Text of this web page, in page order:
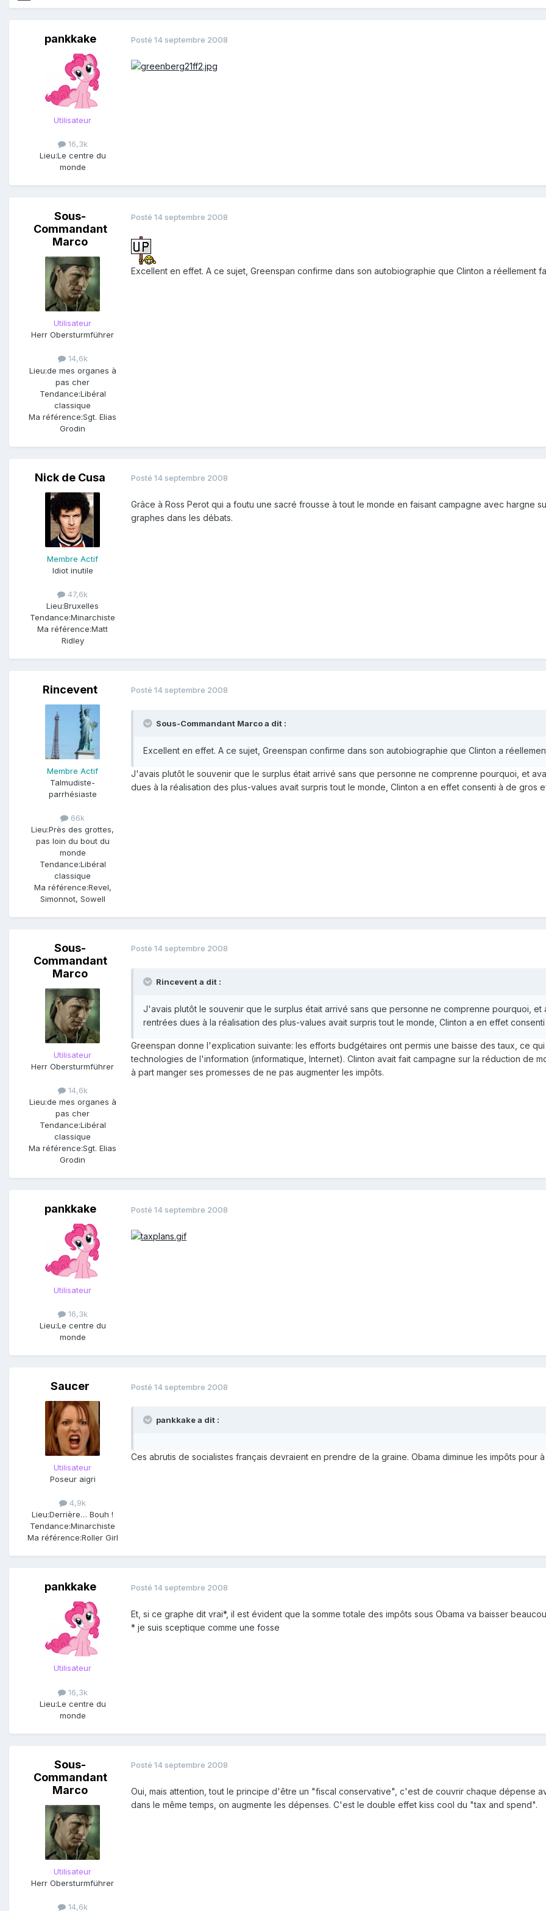
pankkake
Utilisateur
16,3k
Lieu:Le centre du
monde
Posté 14 septembre 2008
Sous-
Commandant
Marco
Utilisateur
Herr Obersturmführer
14,6k
Lieu:de mes organes à
pas cher
Tendance:Libéral
classique
Ma référence:Sgt. Elias
Grodin
Posté 14 septembre 2008
Excellent en effet. A ce sujet, Greenspan confirme dans son autobiographie que Clinton a
Nick de Cusa
Membre Actif
Idiot inutile
47,6k
Lieu:Bruxelles
Tendance:Minarchiste
Ma référence:Matt
Ridley
Posté 14 septembre 2008
Grâce à Ross Perot qui a foutu une sacré frousse à tout le monde en faisant campagne avec hargne
graphes dans les débats.
Rincevent
Membre Actif
Talmudiste-
parrhésiaste
66k
Lieu:Près des grottes,
pas loin du bout du
monde
Tendance:Libéral
classique
Ma référence:Revel,
Simonnot, Sowell
Posté 14 septembre 2008
Sous-Commandant Marco a dit :
Excellent en effet. A ce sujet, Greenspan confirme dans son autobiographie que Clinton a
J'avais plutôt le souvenir que le surplus était arrivé sans que personne ne comprenne pourquoi, et
dues à la réalisation des plus-values avait surpris tout le monde, Clinton a en effet consenti à de gros
Sous-
Commandant
Marco
Utilisateur
Herr Obersturmführer
14,6k
Lieu:de mes organes à
pas cher
Tendance:Libéral
classique
Ma référence:Sgt. Elias
Grodin
Posté 14 septembre 2008
Rincevent a dit :
J'avais plutôt le souvenir que le surplus était arrivé sans que personne ne comprenne pourquoi, et
rentrées dues à la réalisation des plus-values avait surpris tout le monde, Clinton a en effet
Greenspan donne l'explication suivante: les efforts budgétaires ont permis une baisse des taux, ce
technologies de l'information (informatique, Internet). Clinton avait fait campagne sur la réduction de
à part manger ses promesses de ne pas augmenter les impôts.
pankkake
Utilisateur
16,3k
Lieu:Le centre du
monde
Posté 14 septembre 2008
Saucer
Utilisateur
Poseur aigri
4,9k
Lieu:Derrière… Bouh !
Tendance:Minarchiste
Ma référence:Roller Girl
Posté 14 septembre 2008
pankkake a dit :
Ces abrutis de socialistes français devraient en prendre de la graine. Obama diminue les impôts pour
pankkake
Utilisateur
16,3k
Lieu:Le centre du
monde
Posté 14 septembre 2008
Et, si ce graphe dit vrai*, il est évident que la somme totale des impôts sous Obama va baisser
* je suis sceptique comme une fosse
Sous-
Commandant
Marco
Utilisateur
Herr Obersturmführer
14,6k
Posté 14 septembre 2008
Oui, mais attention, tout le principe d'être un "fiscal conservative", c'est de couvrir chaque dépense
dans le même temps, on augmente les dépenses. C'est le double effet kiss cool du "tax and spend".